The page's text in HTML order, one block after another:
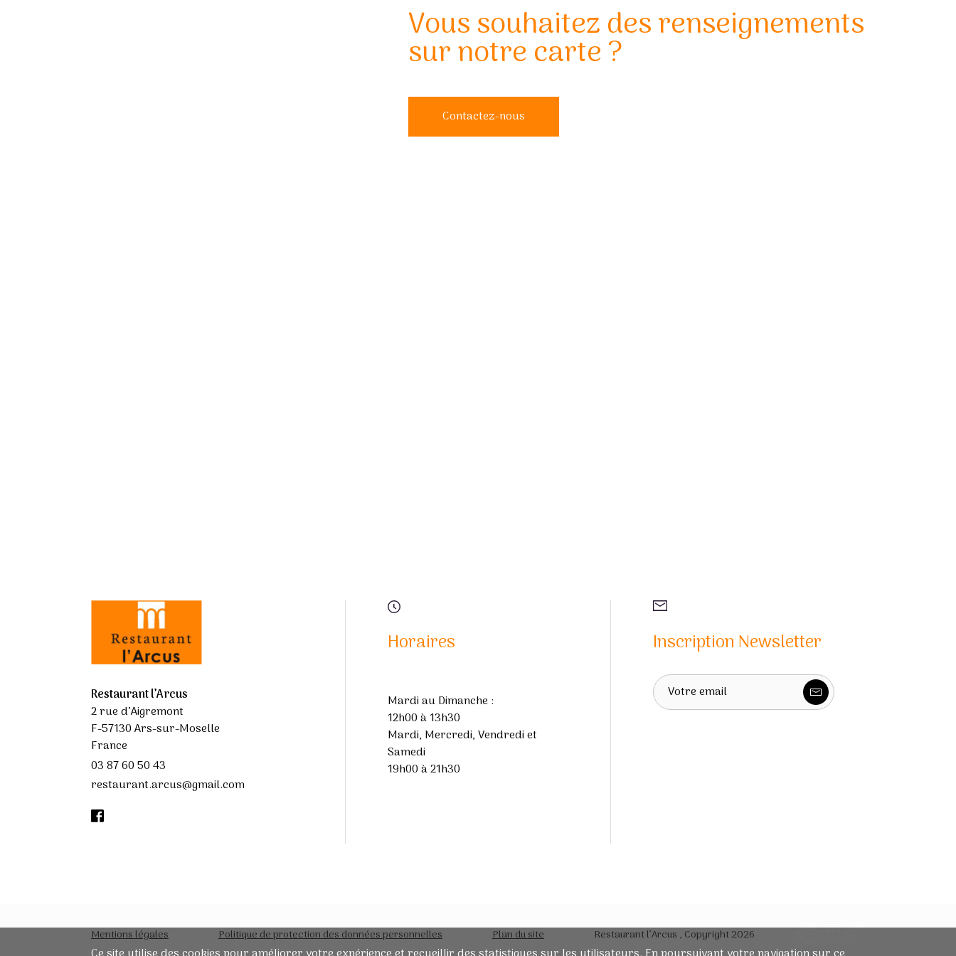
Vous souhaitez des renseignements
sur notre carte ?
Contactez-nous
Restaurant l’Arcus
2 rue d’Aigremont
F-57130 Ars-sur-Moselle
France
03 87 60 50 43
restaurant.arcus@gmail.com
Horaires
Mardi au Dimanche :
12h00 à 13h30
Mardi, Mercredi, Vendredi et
Samedi
19h00 à 21h30
Inscription Newsletter
Mentions légales Politique de protection des données personnelles Plan du site Restaurant l’Arcus , Copyright 2026